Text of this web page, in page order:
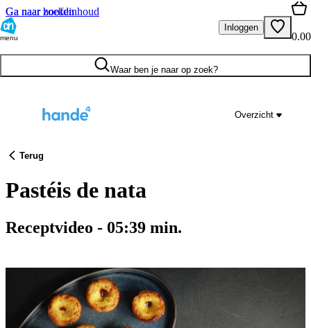
Ga naar hoofdinhoud
Ga naar zoeken
menu
Inloggen
0.00
Waar ben je naar op zoek?
Overzicht
Terug
Pastéis de nata
Receptvideo - 05:39 min.